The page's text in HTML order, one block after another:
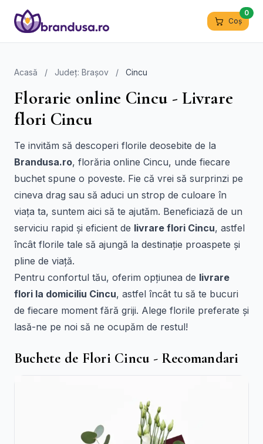
Coș
0
Acasă / Județ: Brașov / Cincu
Florarie online Cincu - Livrare
flori Cincu
Te invităm să descoperi florile deosebite de la
Brandusa.ro, florăria online Cincu, unde fiecare
buchet spune o poveste. Fie că vrei să surprinzi pe
cineva drag sau să aduci un strop de culoare în
viața ta, suntem aici să te ajutăm. Beneficiază de un
serviciu rapid și eficient de livrare flori Cincu, astfel
încât florile tale să ajungă la destinație proaspete și
pline de viață.
Pentru confortul tău, oferim opțiunea de livrare
flori la domiciliu Cincu, astfel încât tu să te bucuri
de fiecare moment fără griji. Alege florile preferate și
lasă-ne pe noi să ne ocupăm de restul!
Buchete de Flori Cincu - Recomandari